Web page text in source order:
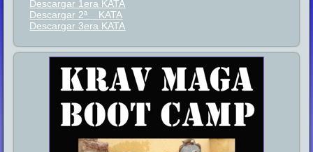
Descargar 1era KATA
Descargar 2ª KATA
Descargar 3era KATA